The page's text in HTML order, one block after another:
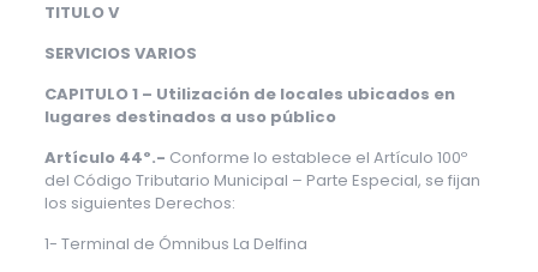
TITULO V
SERVICIOS VARIOS
CAPITULO 1 – Utilización de locales ubicados en
lugares destinados a uso público
Artículo 44º.- Conforme lo establece el Artículo 100º
del Código Tributario Municipal – Parte Especial, se fijan
los siguientes Derechos:
1- Terminal de Ómnibus La Delfina